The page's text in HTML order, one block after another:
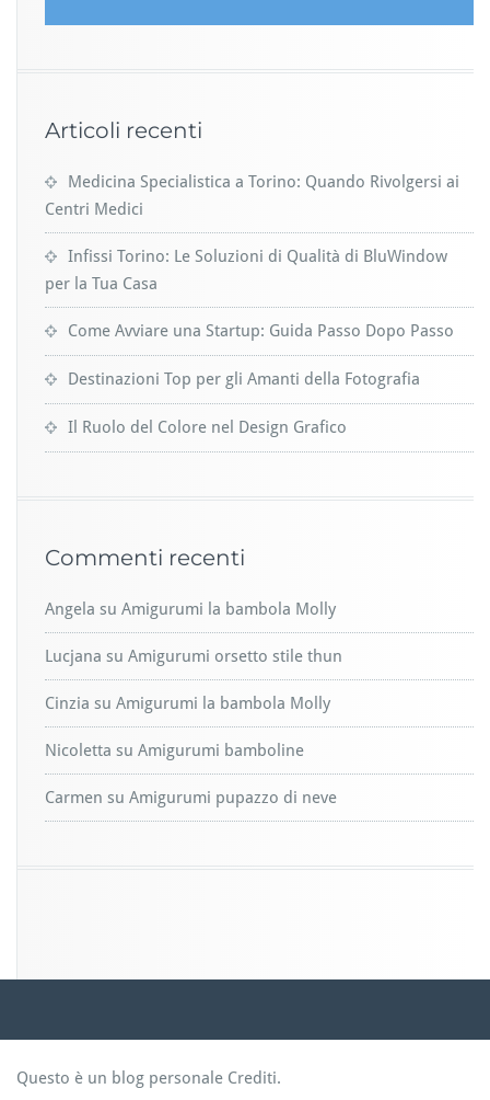
Articoli recenti
Medicina Specialistica a Torino: Quando Rivolgersi ai
Centri Medici
Infissi Torino: Le Soluzioni di Qualità di BluWindow
per la Tua Casa
Come Avviare una Startup: Guida Passo Dopo Passo
Destinazioni Top per gli Amanti della Fotografia
Il Ruolo del Colore nel Design Grafico
Commenti recenti
Angela su Amigurumi la bambola Molly
Lucjana su Amigurumi orsetto stile thun
Cinzia su Amigurumi la bambola Molly
Nicoletta su Amigurumi bamboline
Carmen su Amigurumi pupazzo di neve
Questo è un blog personale Crediti.